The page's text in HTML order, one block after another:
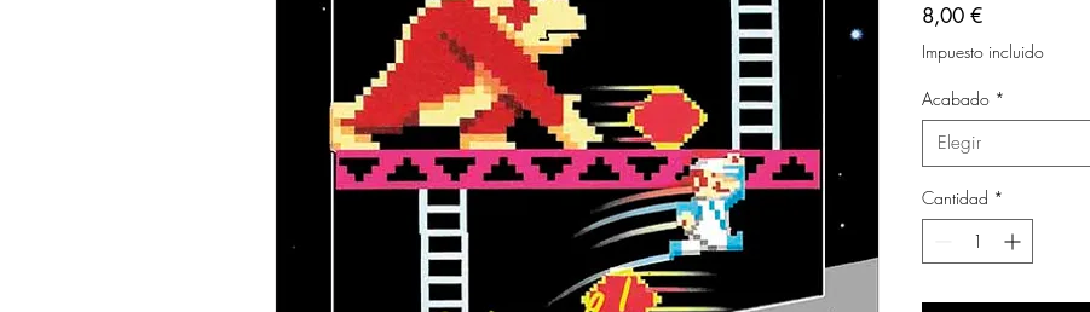
8,00 €Precio
Impuesto incluido
Acabado *
Elegir
Cantidad *